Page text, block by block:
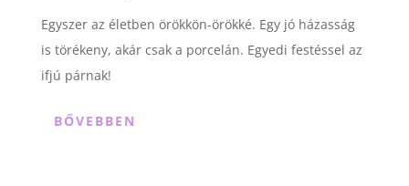
Egyszer az életben örökkön-örökké. Egy jó házasság
is törékeny, akár csak a porcelán. Egyedi festéssel az
ifjú párnak!
BŐVEBBEN